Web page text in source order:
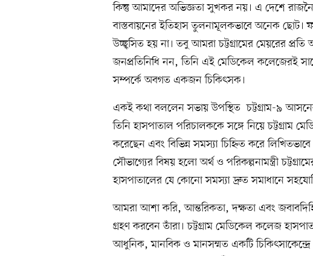
কিন্তু আমাদের অভিজ্ঞতা সুখকর নয়। এ দেশে
বাস্তবায়নের ইতিহাস তুলনামূলকভাবে অনেক
উচ্ছ্বসিত হয় না। তবু আমরা চট্টগ্রামের মেয়রের
জনপ্রতিনিধি নন, তিনি এই মেডিকেল কলেজেরই
সম্পর্কে অবগত একজন চিকিৎসক।
একই কথা বললেন সভায় উপস্থিত চট্টগ্রাম-৯
তিনি হাসপাতাল পরিচালককে সঙ্গে নিয়ে চট্টগ্রাম
করেছেন এবং বিভিন্ন সমস্যা চিহ্নিত করে
সৌভাগ্যের বিষয় হলো অর্থ ও পরিকল্পনামন্ত্রী
হাসপাতালের যে কোনো সমস্যা দ্রুত সমাধানে
আমরা আশা করি, আন্তরিকতা, দক্ষতা এবং
গ্রহণ করবেন তাঁরা। চট্টগ্রাম মেডিকেল কলেজ
আধুনিক, মানবিক ও মানসম্মত একটি